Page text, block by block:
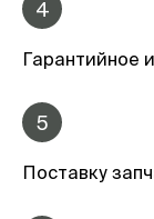
4
Гарантийное
5
Поставку